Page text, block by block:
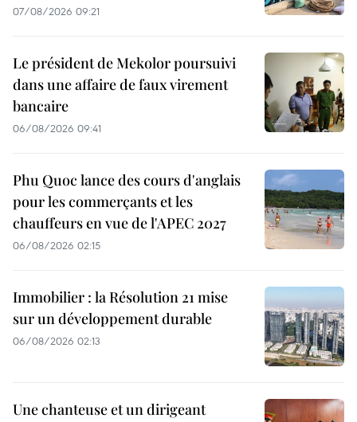
07/08/2026 09:21
Le président de Mekolor poursuivi
dans une affaire de faux virement
bancaire
06/08/2026 09:41
Phu Quoc lance des cours d'anglais
pour les commerçants et les
chauffeurs en vue de l'APEC 2027
06/08/2026 02:15
Immobilier : la Résolution 21 mise
sur un développement durable
06/08/2026 02:13
Une chanteuse et un dirigeant